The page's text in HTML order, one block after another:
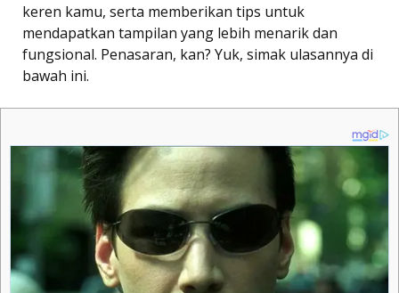
keren kamu, serta memberikan tips untuk
mendapatkan tampilan yang lebih menarik dan
fungsional. Penasaran, kan? Yuk, simak ulasannya di
bawah ini.